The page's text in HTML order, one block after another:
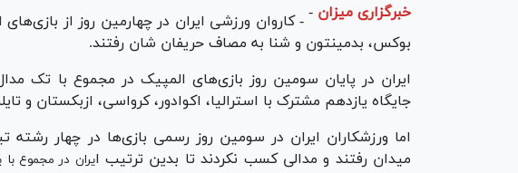
خبرگزاری میزان - - کاروان ورزشی ایران در چهارمین روز از بازی‌های
بوکس، بدمینتون و شنا به مصاف حریفان شان رفتند.
ایران در پایان سومین روز بازی‌های المپیک در مجموع با تک
جایگاه یازدهم مشترک با استرالیا، اکوادور، کرواسی، ازبکستان و
اما ورزشکاران ایران در سومین روز رسمی بازی‌ها در چهار رشته
میدان رفتند و مدالی کسب نکردند تا بدین ترتیب ایران در مجموع با